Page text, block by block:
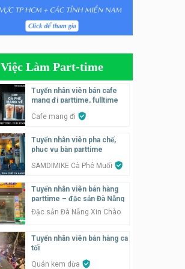
Tuyển nhân viên phụ quán ăn
– hỗ trợ ăn ở
parttime
GÀ GÔ FASTFOOD
parttime
Tuyển nhân viên pha chế
tiệm trà sữa
TRÀ SỮA THÁI LAN
Tuyển nhân viên tư vấn bán
hàng tiệm bánh ngọt
Tiệm bánh ngọt
Việc Làm Part-time
Tuyển nhân viên bán cafe
mang đi parttime, fulltime
Cafe mang đi
Tuyển nhân viên pha chế,
phục vụ bàn parttime
SAMDIMIKE Cà Phê Muối
Tuyển nhân viên bán hàng
parttime – đặc sản Đà Nẵng
Đặc sản Đà Nẵng Xin Chào
Tuyển nhân viên bán hàng ca
tối
Quán kem dừa